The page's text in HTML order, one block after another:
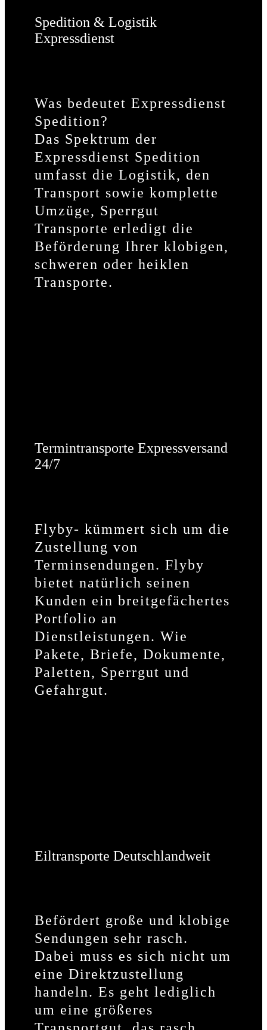
Spedition & Logistik
Expressdienst
Was bedeutet Expressdienst
Spedition?
Das Spektrum der
Expressdienst Spedition
umfasst die Logistik, den
Transport sowie komplette
Umzüge, Sperrgut
Transporte erledigt die
Beförderung Ihrer klobigen,
schweren oder heiklen
Transporte.
Termintransporte Expressversand
24/7
Flyby- kümmert sich um die
Zustellung von
Terminsendungen. Flyby
bietet natürlich seinen
Kunden ein breitgefächertes
Portfolio an
Dienstleistungen. Wie
Pakete, Briefe, Dokumente,
Paletten, Sperrgut und
Gefahrgut.
Eiltransporte Deutschlandweit
Befördert große und klobige
Sendungen sehr rasch.
Dabei muss es sich nicht um
eine Direktzustellung
handeln. Es geht lediglich
um eine größeres